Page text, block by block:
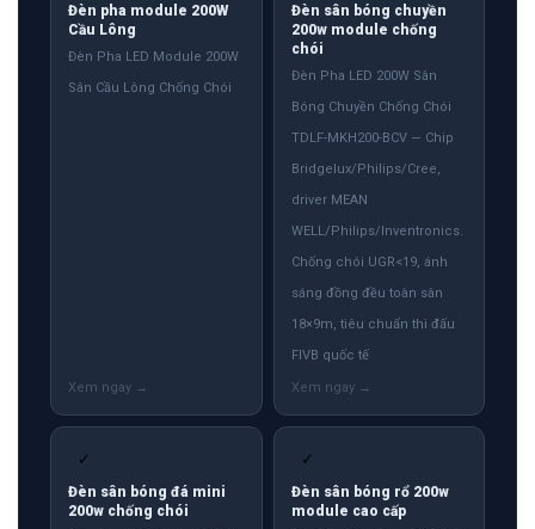
Đèn pha module 200W
Cầu Lông
Đèn Pha LED Module 200W
Sân Cầu Lông Chống Chói
Đèn sân bóng chuyền
200w module chống
chói
Đèn Pha LED 200W Sân
Bóng Chuyền Chống Chói
TDLF-MKH200-BCV — Chip
Bridgelux/Philips/Cree,
driver MEAN
WELL/Philips/Inventronics.
Chống chói UGR<19, ánh
sáng đồng đều toàn sân
18×9m, tiêu chuẩn thi đấu
FIVB quốc tế
✓
Đèn sân bóng đá mini
200w chống chói
✓
Đèn sân bóng rổ 200w
module cao cấp